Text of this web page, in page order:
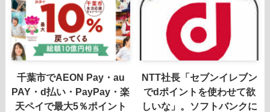
千葉市でAEON Pay・au
PAY・d払い・PayPay・楽
天ペイで最大5％ポイント
NTT社長「セブンイレブン
でdポイントを使わせて欲
しいな」。ソフトバンクに